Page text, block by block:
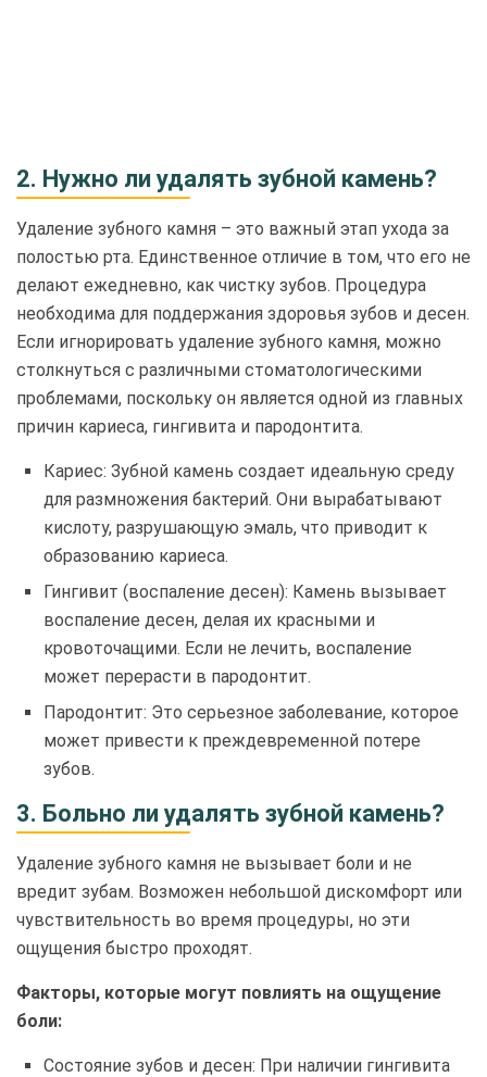
2. Нужно ли удалять зубной камень?
Удаление зубного камня – это важный этап ухода за
полостью рта. Единственное отличие в том, что его не
делают ежедневно, как чистку зубов. Процедура
необходима для поддержания здоровья зубов и десен.
Если игнорировать удаление зубного камня, можно
столкнуться с различными стоматологическими
проблемами, поскольку он является одной из главных
причин кариеса, гингивита и пародонтита.
Кариес: Зубной камень создает идеальную среду
для размножения бактерий. Они вырабатывают
кислоту, разрушающую эмаль, что приводит к
образованию кариеса.
Гингивит (воспаление десен): Камень вызывает
воспаление десен, делая их красными и
кровоточащими. Если не лечить, воспаление
может перерасти в пародонтит.
Пародонтит: Это серьезное заболевание, которое
может привести к преждевременной потере
зубов.
3. Больно ли удалять зубной камень?
Удаление зубного камня не вызывает боли и не
вредит зубам. Возможен небольшой дискомфорт или
чувствительность во время процедуры, но эти
ощущения быстро проходят.
Факторы, которые могут повлиять на ощущение
боли:
Состояние зубов и десен: При наличии гингивита